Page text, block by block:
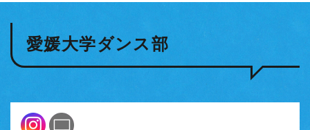
愛媛大学ダンス部